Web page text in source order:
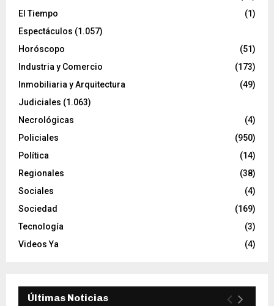
El Tiempo
(1)
Espectáculos (1.057)
Horóscopo
(51)
Industria y Comercio
(173)
Inmobiliaria y Arquitectura
(49)
Judiciales (1.063)
Necrológicas
(4)
Policiales
(950)
Política
(14)
Regionales
(38)
Sociales
(4)
Sociedad
(169)
Tecnología
(3)
Videos Ya
(4)
Últimas Noticias